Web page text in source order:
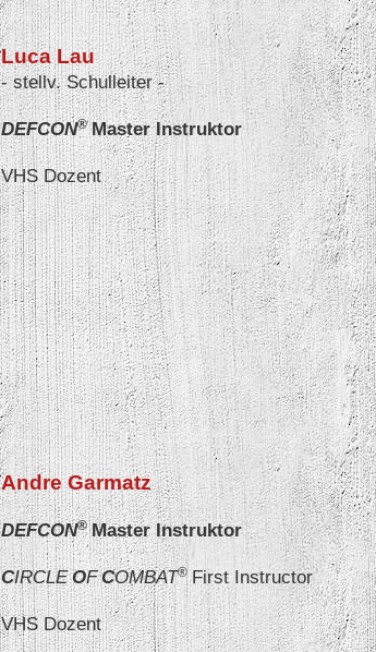
Luca Lau
- stellv.Schulleiter-
DEFCON® Master Instruktor
VHS Dozent
Andre Garmatz
DEFCON® Master Instruktor
CIRCLE OF COMBAT® First Instructor
VHS Dozent